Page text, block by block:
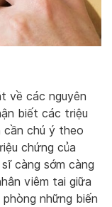
về các nguyên
biết các triệu
cần chú ý theo
chứng của
càng sớm càng
viêm tai giữa
những biến